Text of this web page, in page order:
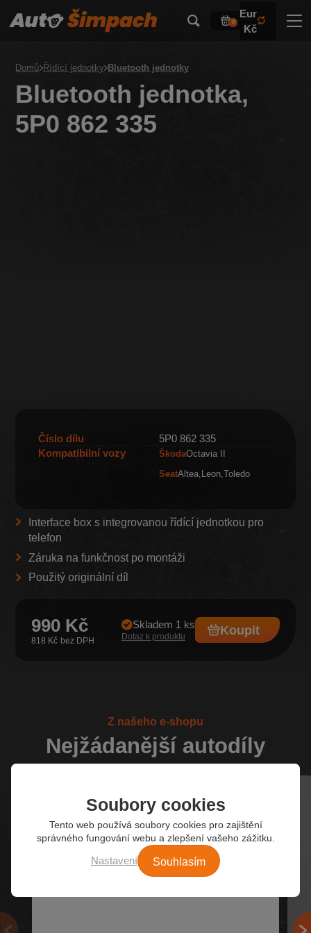
0
Eur
Kč
Domů Řídící jednotky Bluetooth jednotky
Bluetooth jednotka,
5P0 862 335
Číslo dílu
5P0 862 335
Kompatibilní vozy
ŠkodaOctavia II
SeatAltea Leon Toledo
Interface box s integrovanou řídící jednotkou pro
telefon
Záruka na funkčnost po montáži
Použitý originální díl
990 Kč
818 Kč
Skladem 1 ks
Dotaz k produktu Koupit
Z našeho e-shopu
Nejžádanější autodíly
Soubory cookies
Tento web používá soubory cookies pro zajištění
správného fungování webu a zlepšení vašeho zážitku.
Nastavení Souhlasím